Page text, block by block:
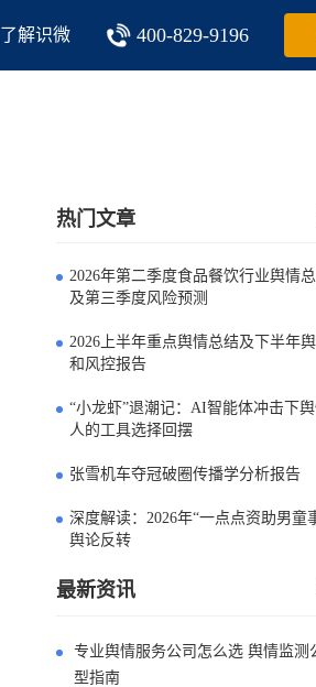
了解识微 400-829-9196
热门文章
2026年第二季度食品餐饮行业舆情
及第三季度风险预测
2026上半年重点舆情总结及下半年
和风控报告
“小龙虾”退潮记：AI智能体冲击下
人的工具选择回摆
张雪机车夺冠破圈传播学分析报告
深度解读：2026年“一点点资助男童
舆论反转
最新资讯
专业舆情服务公司怎么选 舆情监测
型指南